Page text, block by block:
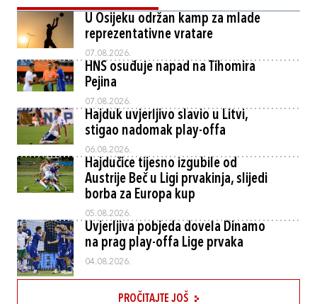
U Osijeku održan kamp za mlade
reprezentativne vratare
07.08.2026.
HNS osuđuje napad na Tihomira
Pejina
07.08.2026.
Hajduk uvjerljivo slavio u Litvi,
stigao nadomak play-offa
06.08.2026.
Hajdučice tijesno izgubile od
Austrije Beč u Ligi prvakinja, slijedi
borba za Europa kup
05.08.2026.
Uvjerljiva pobjeda dovela Dinamo
na prag play-offa Lige prvaka
04.08.2026.
PROČITAJTE JOŠ